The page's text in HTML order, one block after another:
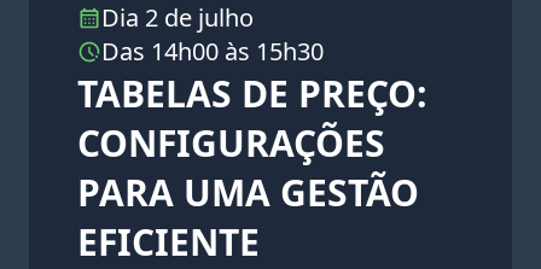
Dia 2 de julho
Das 14h00 às 15h30
TABELAS DE PREÇO:
CONFIGURAÇÕES
PARA UMA GESTÃO
EFICIENTE